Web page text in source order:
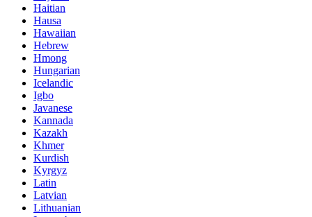
Haitian
Hausa
Hawaiian
Hebrew
Hmong
Hungarian
Icelandic
Igbo
Javanese
Kannada
Kazakh
Khmer
Kurdish
Kyrgyz
Latin
Latvian
Lithuanian